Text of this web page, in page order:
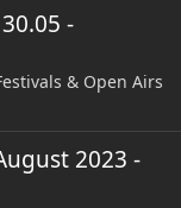
-
& Open Airs
2023 -